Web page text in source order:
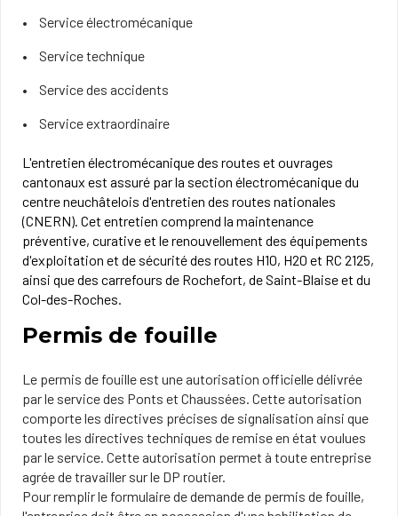
Service électromécanique
Service technique
Service des accidents
Service extraordinaire
L'entretien électromécanique des routes et ouvrages
cantonaux est assuré par la section électromécanique du
centre neuchâtelois d'entretien des routes nationales
(CNERN). Cet entretien comprend la maintenance
préventive, curative et le renouvellement des équipements
d'exploitation et de sécurité des routes H10, H20 et RC 2125,
ainsi que des carrefours de Rochefort, de Saint-Blaise et du
Col-des-Roches.
Permis de fouille
Le permis de fouille est une autorisation officielle délivrée
par le service des Ponts et Chaussées. Cette autorisation
comporte les directives précises de signalisation ainsi que
toutes les directives techniques de remise en état voulues
par le service. Cette autorisation permet à toute entreprise
agrée de travailler sur le DP routier.
Pour remplir le formulaire de demande de permis de fouille,